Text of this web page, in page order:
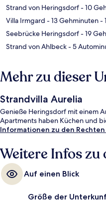
Strand von Heringsdorf- 10
Villa Irmgard - 13 Gehminuten-
Seebrücke Heringsdorf- 19
Strand von Ahlbeck- 5
Mehr zu dieser
Strandvilla Aurelia
Genieße Heringsdorf mit einem
Apartments haben Küchen und
Informationen zu den
Weitere Infos
Auf einen Blick
Größe der